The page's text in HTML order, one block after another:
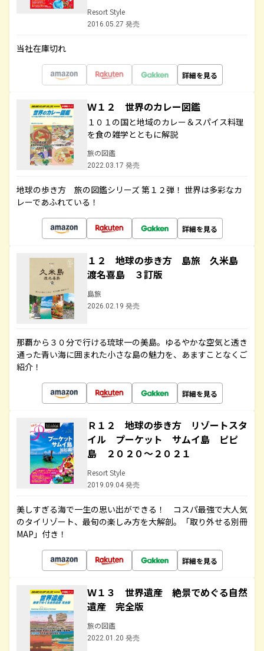
Resort Style
2016.05.27 発売
当社在庫切れ
詳細を見る
Ｗ１２ 世界のカレー図鑑
１０１の国と地域のカレー＆スパイス料理
を食の雑学とともに解説
旅の図鑑
2022.03.17 発売
地球の歩き方 旅の図鑑シリーズ 第１２弾！ 世界は多彩なカ
レーであふれている！
詳細を見る
１２ 地球の歩き方 島旅 久米島
渡名喜島 ３訂版
島旅
2026.02.19 発売
那覇から３０分で行ける琉球一の美島。ゆるやかな空気と透き
通った青い海に囲まれた小さな島の魅力を、あますことなくご
紹介！
詳細を見る
Ｒ１２ 地球の歩き方 リゾートスタ
イル プーケット サムイ島 ピピ
島 ２０２０～２０２１
Resort Style
2019.09.04 発売
美しすぎる海で一生の思い出ができる！ コスパ最強で大人気
のタイリゾート、最旬の楽しみ方を大解剖。「取り外せる別冊
MAP」付き！
詳細を見る
Ｗ１３ 世界遺産 絶景でめぐる自然
遺産 完全版
旅の図鑑
2022.01.20 発売